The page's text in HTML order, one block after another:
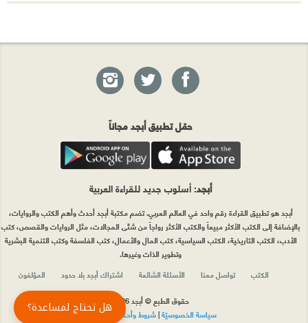
حمّل تطبيق أبجد مجاناً
أبجد: أسلوب جديد للقراءة العربية
أبجد هو تطبيق القراءة رقم واحد في العالم العربي. تضم مكتبة أبجد أحدث وأهم الكتب والروايات،
بالإضافة إلى الكتب الأكثر مبيعاً والكتب الأكثر رواجاً من شتّى المجالات، مثل الروايات والقصص، كتب
الأدب، الكتب التاريخية، الكتب السياسية، كتب المال والأعمال، كتب الفلسفة وكتب التنمية البشرية
وتطوير الذات وغيرها.
الكتب
تواصل معنا الأسئلة الشائعة اشتراك أبجد بلا حدود
المؤلفون
حقوق الطبع © أبجد 2026
سياسة الخصوصيّة|شروط وأحكام الاستخدامهل تحتاج لمساعدة؟